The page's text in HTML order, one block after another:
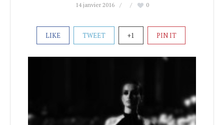
14 janvier 2016 0
LIKE TWEET +1 PIN IT